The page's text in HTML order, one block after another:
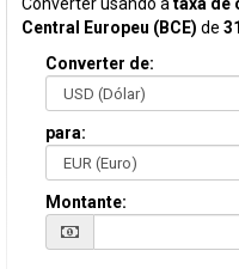
Central Europeu (BCE) de
Converter de:
para:
Montante: